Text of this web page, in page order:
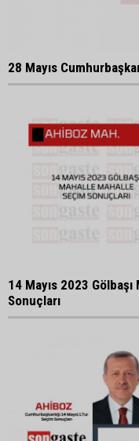
28 Mayıs
14 Mayıs 2023
Sonuçları